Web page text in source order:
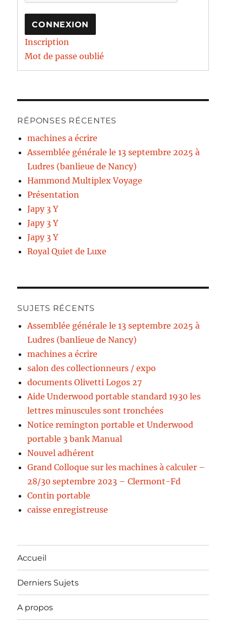
CONNEXION
Inscription
Mot de passe oublié
RÉPONSES RÉCENTES
machines a écrire
Assemblée générale le 13 septembre 2025 à
Ludres (banlieue de Nancy)
Hammond Multiplex Voyage
Présentation
Japy 3 Y
Japy 3 Y
Japy 3 Y
Royal Quiet de Luxe
SUJETS RÉCENTS
Assemblée générale le 13 septembre 2025 à
Ludres (banlieue de Nancy)
machines a écrire
salon des collectionneurs / expo
documents Olivetti Logos 27
Aide Underwood portable standard 1930 les
lettres minuscules sont tronchées
Notice remington portable et Underwood
portable 3 bank Manual
Nouvel adhérent
Grand Colloque sur les machines à calculer –
28/30 septembre 2023 – Clermont-Fd
Contin portable
caisse enregistreuse
Accueil
Derniers Sujets
A propos